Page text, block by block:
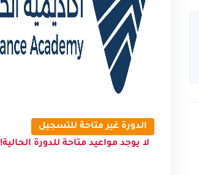
الدورة غير متاحة للتسجيل
لا يوجد مواعيد متاحة للدورة الحالية!